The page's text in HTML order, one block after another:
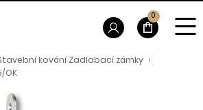
kování Zadlabací zámky ›
OK
0